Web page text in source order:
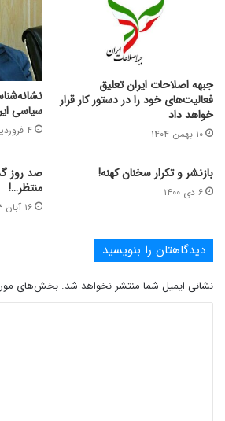
جبهه اصلاحات ایران تعلیق
فعالیت‌های خود را در دستور کار قرار
خواهد داد
۱۰ بهمن ۱۴۰۴
سیاسی
۴ فروردین ۱۴۰۳
بازنشر و تکرار سخنان کهنه!
۶ دی ۱۴۰۰
صد روز
منتظر…!
۱۶ آبان ۱۴۰۳
دیدگاهتان را بنویسید
نشانی ایمیل شما منتشر نخواهد شد. بخش‌های